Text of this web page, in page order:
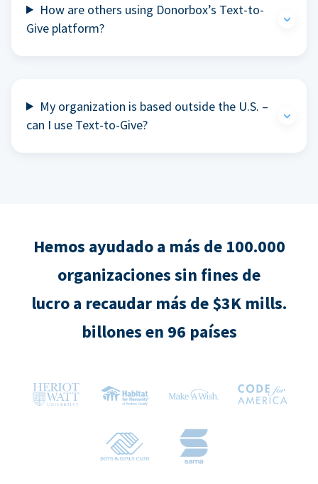
How are others using Donorbox’s Text-to-
Give platform?
My organization is based outside the U.S. –
can I use Text-to-Give?
Hemos ayudado a más de 100.000
organizaciones sin fines de
lucro a recaudar más de $3K mills.
billones en 96 países